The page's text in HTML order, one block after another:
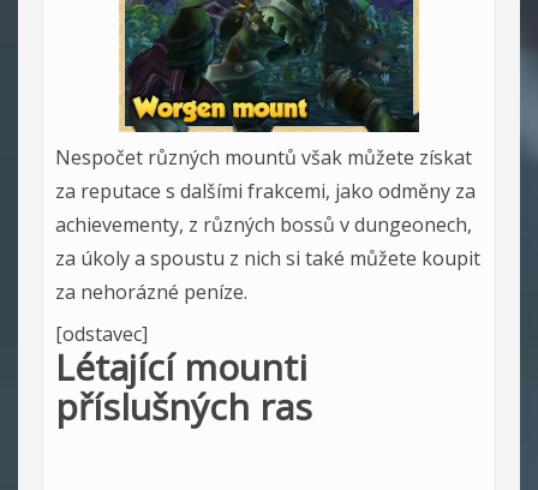
Nespočet různých mountů však můžete získat
za reputace s dalšími frakcemi, jako odměny za
achievementy, z různých bossů v dungeonech,
za úkoly a spoustu z nich si také můžete koupit
za nehorázné peníze.
[odstavec]
Létající mounti
příslušných ras